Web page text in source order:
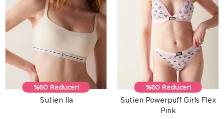
%60 Reduceri
Sutien Ila
%60 Reduceri
Sutien Powerpuff Girls Flex
Pink